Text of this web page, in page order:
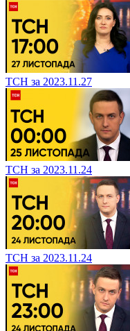
ТСН за 2023.11.27
ТСН за 2023.11.24
ТСН за 2023.11.24